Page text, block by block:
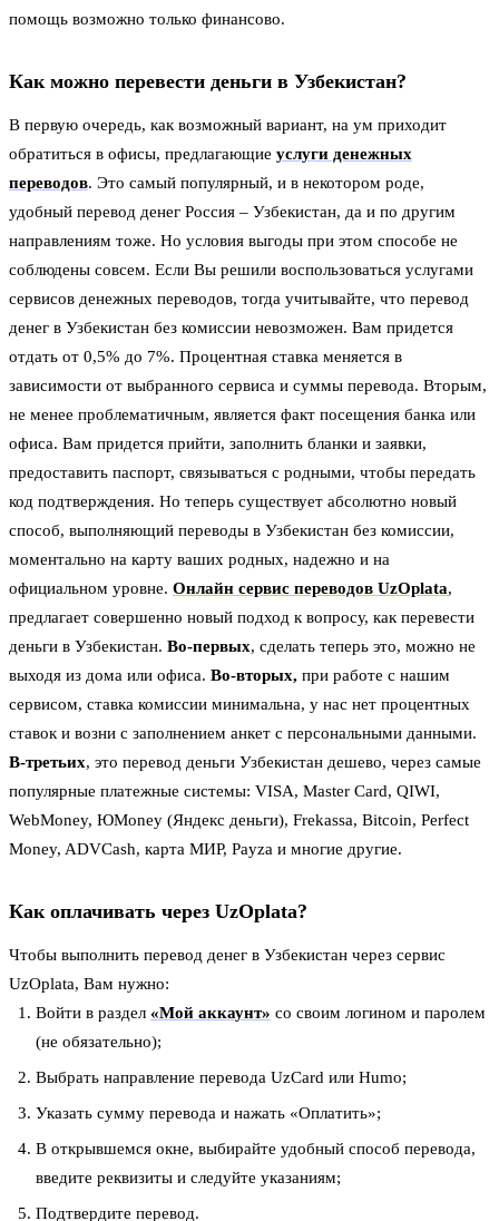
помощь возможно только финансово.
Как можно перевести деньги в Узбекистан?
В первую очередь, как возможный вариант, на ум приходит
обратиться в офисы, предлагающие услуги денежных
переводов. Это самый популярный, и в некотором роде,
удобный перевод денег Россия – Узбекистан, да и по другим
направлениям тоже. Но условия выгоды при этом способе не
соблюдены совсем. Если Вы решили воспользоваться услугами
сервисов денежных переводов, тогда учитывайте, что перевод
денег в Узбекистан без комиссии невозможен. Вам придется
отдать от 0,5% до 7%. Процентная ставка меняется в
зависимости от выбранного сервиса и суммы перевода. Вторым,
не менее проблематичным, является факт посещения банка или
офиса. Вам придется прийти, заполнить бланки и заявки,
предоставить паспорт, связываться с родными, чтобы передать
код подтверждения. Но теперь существует абсолютно новый
способ, выполняющий переводы в Узбекистан без комиссии,
моментально на карту ваших родных, надежно и на
официальном уровне. Онлайн сервис переводов UzOplata,
предлагает совершенно новый подход к вопросу, как перевести
деньги в Узбекистан. Во-первых, сделать теперь это, можно не
выходя из дома или офиса. Во-вторых, при работе с нашим
сервисом, ставка комиссии минимальна, у нас нет процентных
ставок и возни с заполнением анкет с персональными данными.
В-третьих, это перевод деньги Узбекистан дешево, через самые
популярные платежные системы: VISA, Master Card, QIWI,
WebMoney, ЮMoney (Яндекс деньги), Frekassa, Bitcoin, Perfect
Money, ADVCash, карта МИР, Payza и многие другие.
Как оплачивать через UzOplata?
Чтобы выполнить перевод денег в Узбекистан через сервис
UzOplata, Вам нужно:
Войти в раздел «Мой аккаунт» со своим логином и паролем
(не обязательно);
Выбрать направление перевода UzCard или Humo;
Указать сумму перевода и нажать «Оплатить»;
В открывшемся окне, выбирайте удобный способ перевода,
введите реквизиты и следуйте указаниям;
Подтвердите перевод.